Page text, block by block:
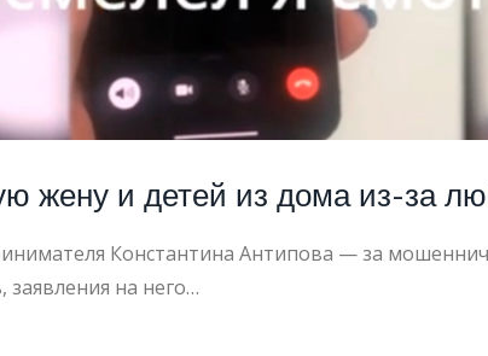
и детей из дома из-за
Константина Антипова — за
заявления на него…